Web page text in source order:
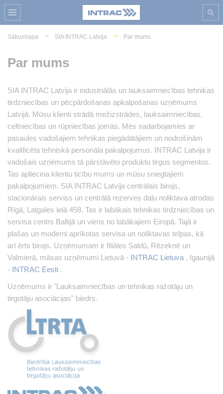
Sākumlapa SIA INTRAC Latvija Par mums
Par mums
SIA INTRAC Latvija ir industriālās un lauksaimniecības tehnikas
tirdzniecības un pēcpārdošanas apkalpošanas uzņēmums
Latvijā. Mūsu klienti strādā mežizstrādes, lauksaimniecības,
celtniecības un rūpniecības jomās. Mēs sadarbojamies ar
pasaules vadošajiem tehnikas piegādātājiem un nodrošinām
kvalificēta tehniskā personāla pakalpojumus. INTRAC Latvija ir
vadošais uzņēmums tā pārstāvēto produktu tirgus segmentos.
Tas apliecina klientu ticību mums un mūsu sniegtajiem
pakalpojumiem. SIA INTRAC Latvija centrālais birojs,
stacionārais serviss un centrālā rezerves daļu noliktava atrodas
Rīgā, Latgales ielā 458. Tas ir labākais tehnikas tirdzniecības un
servisa centrs Baltijā un viens no labākajiem Eiropā. Tajā ir
plašas un moderni aprīkotas servisa un noliktavas telpas, kā
arī ērts birojs. Uzņēmumam ir filiāles Saldū, Rēzeknē un
Valmierā, māsas uzņēmumi Lietuvā - INTRAC Lietuva , Igaunijā
- INTRAC Eesti .
Uzņēmums ir "Lauksaimniecības un tehnikas ražotāju un
tirgotāju asociācijas" biedrs.